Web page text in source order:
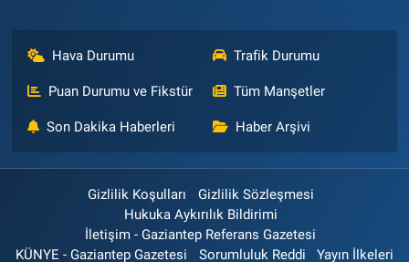
Hava Durumu Trafik Durumu
Puan Durumu ve Fikstür Tüm Manşetler
Son Dakika Haberleri Haber Arşivi
Gizlilik Koşulları
Gizlilik Sözleşmesi
Hukuka Aykırılık Bildirimi
İletişim - Gaziantep Referans Gazetesi
KÜNYE - Gaziantep Gazetesi
Sorumluluk Reddi Yayın İlkeleri